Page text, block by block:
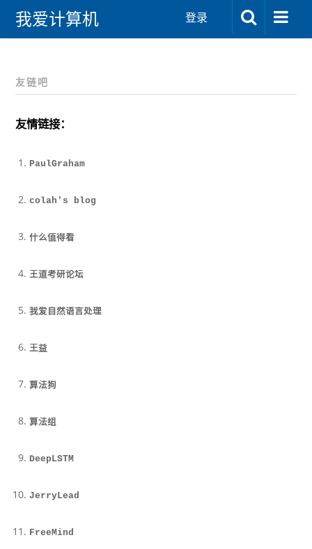
我爱计算机 登录
友链吧
友情链接：
PaulGraham
colah's blog
什么值得看
王道考研论坛
我爱自然语言处理
王益
算法狗
算法组
DeepLSTM
JerryLead
FreeMind